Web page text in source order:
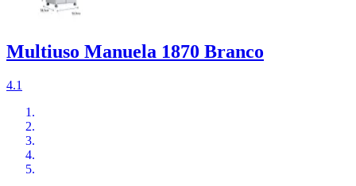
Multiuso Manuela 1870 Branco
4.1